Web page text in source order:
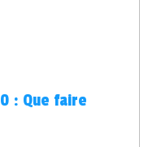
: Que faire